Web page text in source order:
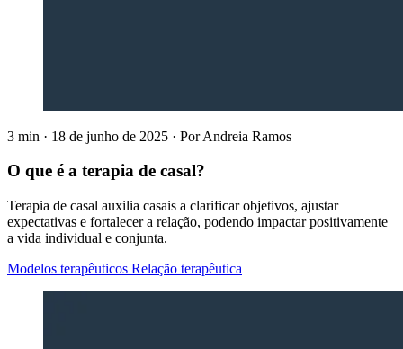
3 min · 18 de junho de 2025 · PorAndreia Ramos
O que é a terapia de casal?
Terapia de casal auxilia casais a clarificar objetivos, ajustar
expectativas e fortalecer a relação, podendo impactar positivamente
a vida individual e conjunta.
Modelos terapêuticos Relação terapêutica